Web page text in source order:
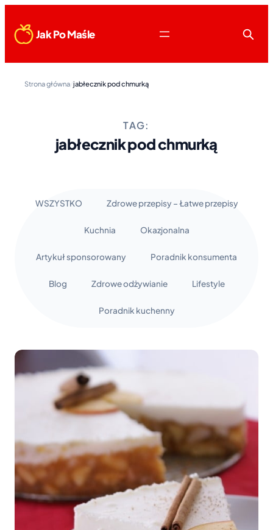
Jak Po Maśle
Strona główna jabłecznik pod chmurką
TAG:
jabłecznik pod chmurką
WSZYSTKO Zdrowe przepisy – Łatwe przepisy
Kuchnia Okazjonalna
Artykuł sponsorowany Poradnik konsumenta
Blog Zdrowe odżywianie Lifestyle
Poradnik kuchenny